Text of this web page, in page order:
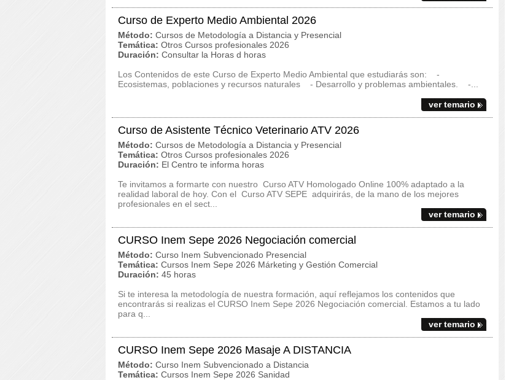
Curso de Experto Medio Ambiental 2026
Método: Cursos de Metodología a Distancia y Presencial
Temática: Otros Cursos profesionales 2026
Duración: Consultar la Horas d horas
Los Contenidos de este Curso de Experto Medio Ambiental que estudiarás son: -
Ecosistemas, poblaciones y recursos naturales - Desarrollo y problemas ambientales. -...
ver temario
Curso de Asistente Técnico Veterinario ATV 2026
Método: Cursos de Metodología a Distancia y Presencial
Temática: Otros Cursos profesionales 2026
Duración: El Centro te informa horas
Te invitamos a formarte con nuestro Curso ATV Homologado Online 100% adaptado a la
realidad laboral de hoy. Con el Curso ATV SEPE adquirirás, de la mano de los mejores
profesionales en el sect...
ver temario
CURSO Inem Sepe 2026 Negociación comercial
Método: Curso Inem Subvencionado Presencial
Temática: Cursos Inem Sepe 2026 Márketing y Gestión Comercial
Duración: 45 horas
Si te interesa la metodología de nuestra formación, aquí reflejamos los contenidos que
encontrarás si realizas el CURSO Inem Sepe 2026 Negociación comercial. Estamos a tu lado
para q...
ver temario
CURSO Inem Sepe 2026 Masaje A DISTANCIA
Método: Curso Inem Subvencionado a Distancia
Temática: Cursos Inem Sepe 2026 Sanidad